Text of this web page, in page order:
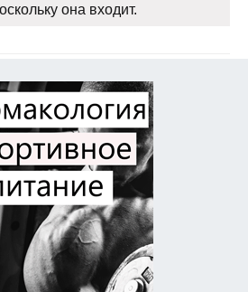
она входит.